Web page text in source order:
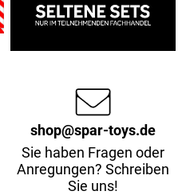
shop@spar-toys.de
Sie haben Fragen oder
Anregungen? Schreiben
Sie uns!